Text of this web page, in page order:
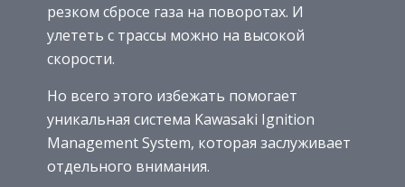
резком сбросе газа на поворотах. И
улететь с трассы можно на высокой
скорости.
Но всего этого избежать помогает
уникальная система Kawasaki Ignition
Management System, которая заслуживает
отдельного внимания.